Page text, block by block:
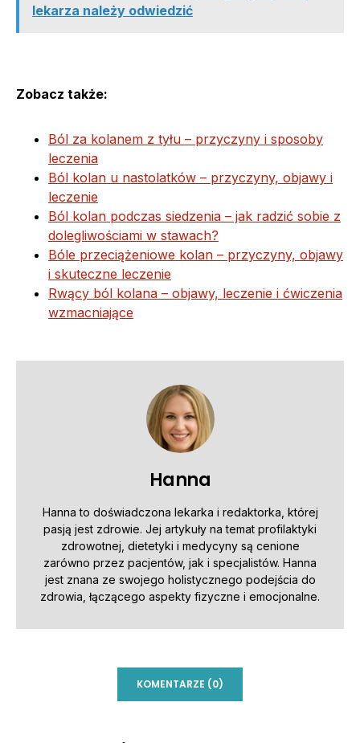
lekarza należy odwiedzić
Zobacz także:
Ból za kolanem z tyłu – przyczyny i sposoby
leczenia
Ból kolan u nastolatków – przyczyny, objawy i
leczenie
Ból kolan podczas siedzenia – jak radzić sobie z
dolegliwościami w stawach?
Bóle przeciążeniowe kolan – przyczyny, objawy
i skuteczne leczenie
Rwący ból kolana – objawy, leczenie i ćwiczenia
wzmacniające
Hanna
Hanna to doświadczona lekarka i redaktorka, której
pasją jest zdrowie. Jej artykuły na temat profilaktyki
zdrowotnej, dietetyki i medycyny są cenione
zarówno przez pacjentów, jak i specjalistów. Hanna
jest znana ze swojego holistycznego podejścia do
zdrowia, łączącego aspekty fizyczne i emocjonalne.
KOMENTARZE (0)